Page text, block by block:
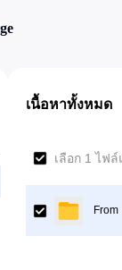
เนื้อหาทั้งหมด
เลือก 1 ไฟล์
From